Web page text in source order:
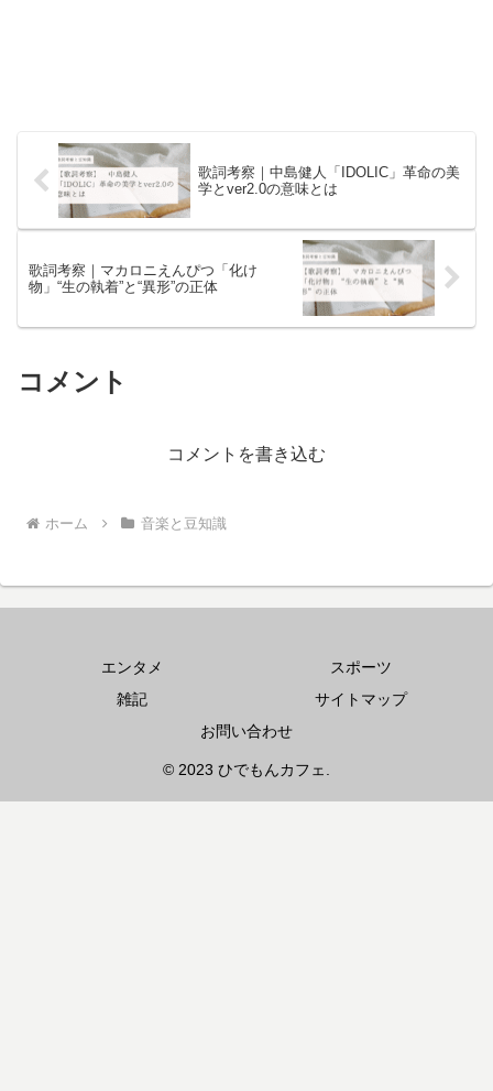
歌詞考察｜中島健人「IDOLIC」革命の美
学とver2.0の意味とは
歌詞考察｜マカロニえんぴつ「化け
物」“生の執着”と“異形”の正体
コメント
コメントを書き込む
ホーム 音楽と豆知識
エンタメ
スポーツ
雑記
サイトマップ
お問い合わせ
© 2023 ひでもんカフェ.